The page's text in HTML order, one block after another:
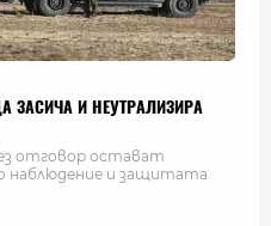
ЗАСИЧА И НЕУТРАЛИЗИРА
отговор остават
наблюдение и защитата